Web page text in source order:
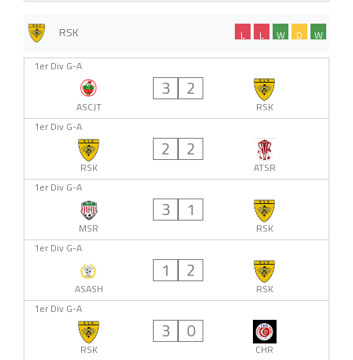
RSK W
D
W
L
L
1er Div G-A
ASCJT
3 2
RSK
1er Div G-A
RSK
2 2
ATSR
1er Div G-A
MSR
3 1
RSK
1er Div G-A
ASASH
1 2
RSK
1er Div G-A
RSK
3 0
CHR